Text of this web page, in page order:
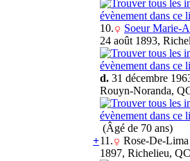
10. Soeur Marie-
24 août 1893,
d. 31 décembre
Rouyn-Noranda,
(Âgé de 70 ans)
+11. Rose-De-
1897, Richelieu, QC